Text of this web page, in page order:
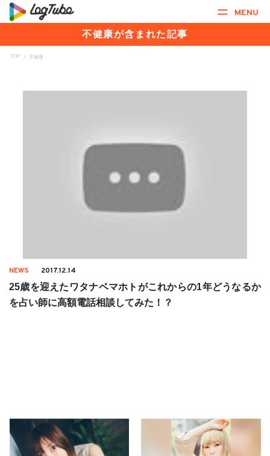
MENU
不健康が含まれた記事
TOP > 不健康
NEWS 2017.12.14
25歳を迎えたワタナベマホトがこれからの1年どうなるか
を占い師に高額電話相談してみた！？